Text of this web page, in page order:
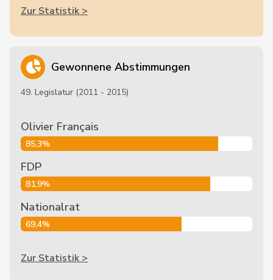
Zur Statistik >
Gewonnene Abstimmungen
49. Legislatur (2011 - 2015)
Olivier Français
85,3%
FDP
81,9%
Nationalrat
69,4%
Zur Statistik >